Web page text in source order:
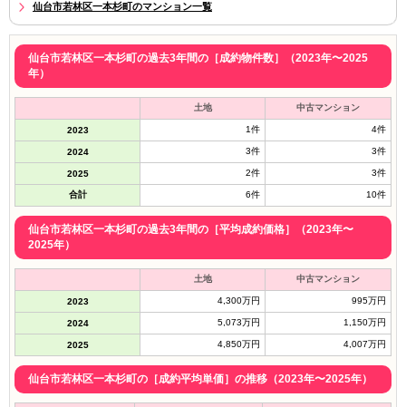
仙台市若林区一本杉町のマンション一覧
仙台市若林区一本杉町の過去3年間の［成約物件数］（2023年〜2025
年）
土地 中古マンション
2023 1件 4件
2024 3件 3件
2025 2件 3件
合計 6件 10件
仙台市若林区一本杉町の過去3年間の［平均成約価格］（2023年〜
2025年）
土地 中古マンション
2023 4,300万円 995万円
2024 5,073万円 1,150万円
2025 4,850万円 4,007万円
仙台市若林区一本杉町の［成約平均単価］の推移（2023年〜2025年）